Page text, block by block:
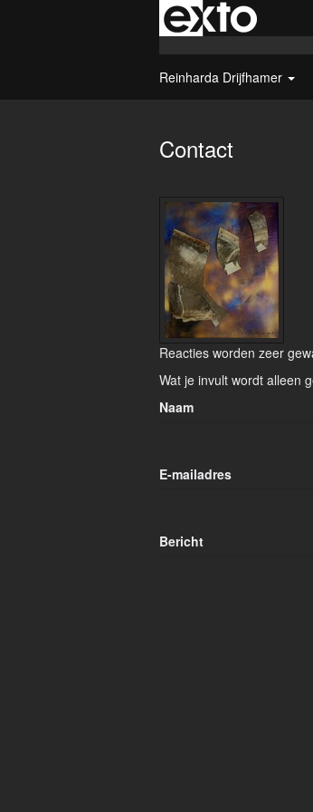
Reinharda Drijfhamer
Contact
Reacties worden zeer
Wat je invult wordt alleen
Naam
E-mailadres
Bericht